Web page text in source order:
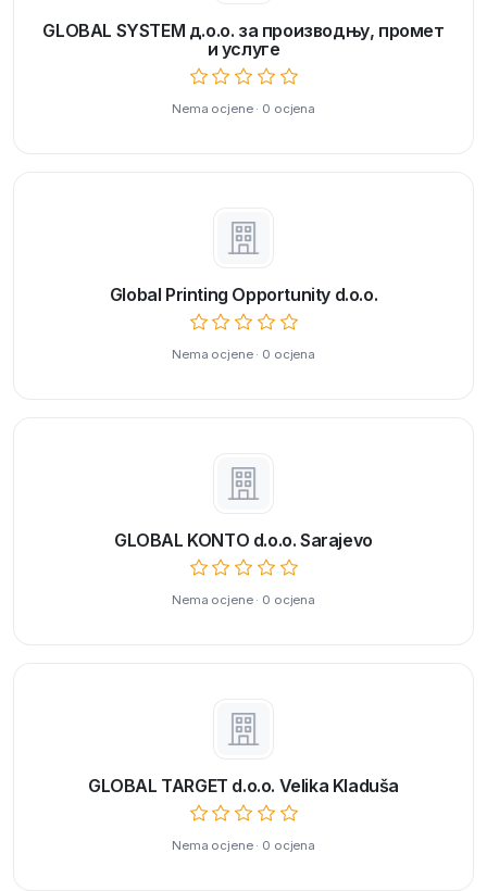
GLOBAL SYSTEM д.о.о. за производњу, промет
и услуге
Nema ocjene · 0 ocjena
Global Printing Opportunity d.o.o.
Nema ocjene · 0 ocjena
GLOBAL KONTO d.o.o. Sarajevo
Nema ocjene · 0 ocjena
GLOBAL TARGET d.o.o. Velika Kladuša
Nema ocjene · 0 ocjena